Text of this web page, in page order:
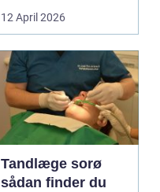
skrot eller ...
12 April 2026
Tandlæge sorø
sådan finder du